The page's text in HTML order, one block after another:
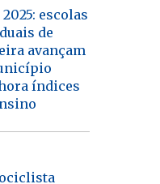
escolas
de
avançam
índices